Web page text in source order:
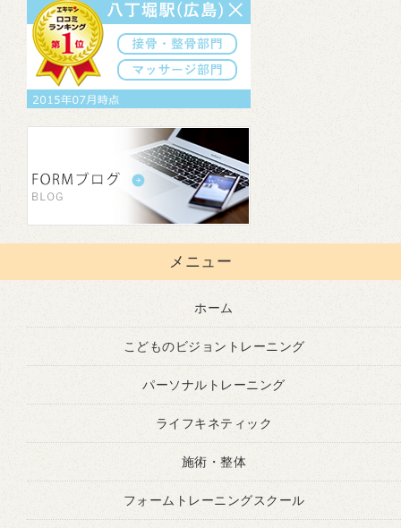
メニュー
ホーム
こどものビジョントレーニング
パーソナルトレーニング
ライフキネティック
施術・整体
フォームトレーニングスクール